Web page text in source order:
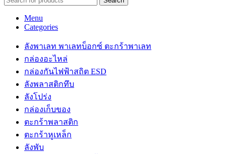
Menu
Categories
ลังพาเลท พาเลทบ็อกซ์ ตะกร้าพาเลท
กล่องอะไหล่
กล่องกันไฟฟ้าสถิต ESD
ลังพลาสติกทึบ
ลังโปร่ง
กล่องเก็บของ
ตะกร้าพลาสติก
ตะกร้าหูเหล็ก
ลังพับ